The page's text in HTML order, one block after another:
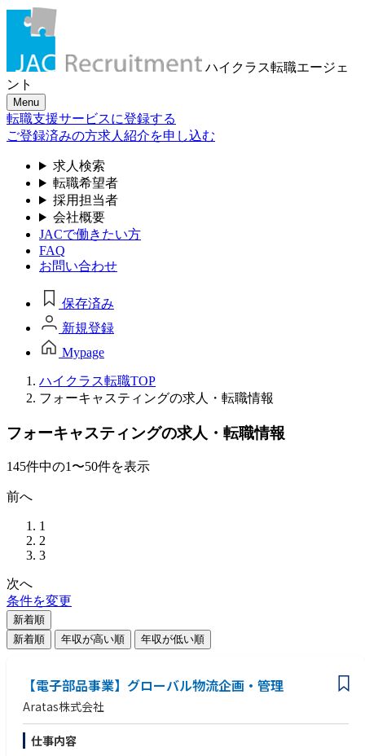
ハイクラス転職エージェ
ント
Menu
転職支援サービスに登録する
ご登録済みの方求人紹介を申し込む
求人検索
転職希望者
採用担当者
会社概要
JACで働きたい方
FAQ
お問い合わせ
保存済み
新規登録
Mypage
ハイクラス転職TOP
フォーキャスティングの求人・転職情報
フォーキャスティングの求人・転職情報
145件中の1〜50件を表示
前へ
1
2
3
次へ
条件を変更
新着順
新着順
年収が高い順 年収が低い順
【電子部品事業】グローバル物流企画・管理
Aratas株式会社
仕事内容